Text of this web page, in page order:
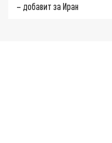
– добавит за Иран